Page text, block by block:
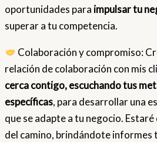
oportunidades para impulsar tu
superar a tu competencia.
Colaboración y compromiso:
relación de colaboración con mis
cerca contigo, escuchando tus
específicas, para desarrollar una
que se adapte a tu negocio.
del camino, brindándote informes